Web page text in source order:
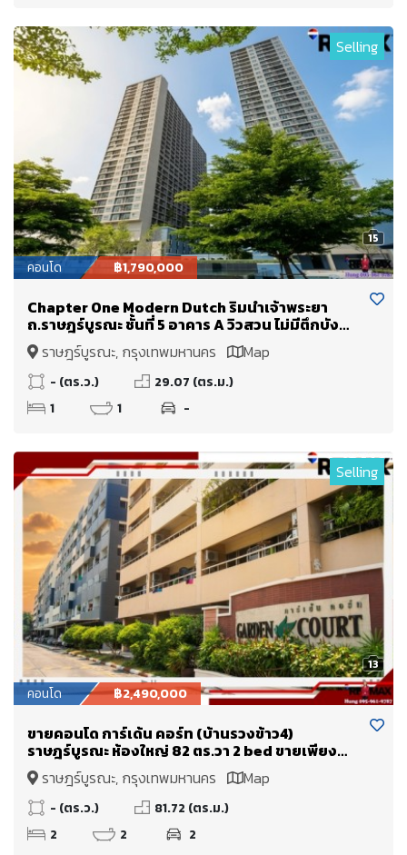
15
Selling
คอนโด ฿1,790,000
Chapter One Modern Dutch ริมน้ำเจ้าพระยา
ถ.ราษฎร์บูรณะ ชั้นที่ 5 อาคาร A วิวสวน ไม่มีตึกบัง
ขายเพียง 1.79 Mb.
ราษฎร์บูรณะ, กรุงเทพมหานคร Map
- (ตร.ว.)
29.07 (ตร.ม.)
1
1 -
13
Selling
คอนโด ฿2,490,000
ขายคอนโด การ์เด้น คอร์ท (บ้านรวงข้าว4)
ราษฎร์บูรณะ ห้องใหญ่ 82 ตร.วา 2 bed ขายเพียง
2.49 Mb. ใกล้ทางด่วนพระราม 3 เข้าเมืองไม่เกิน 15
นาทีราษฎร์บูรณะ, กรุงเทพมหานคร Map
- (ตร.ว.)
81.72 (ตร.ม.)
2
2 2